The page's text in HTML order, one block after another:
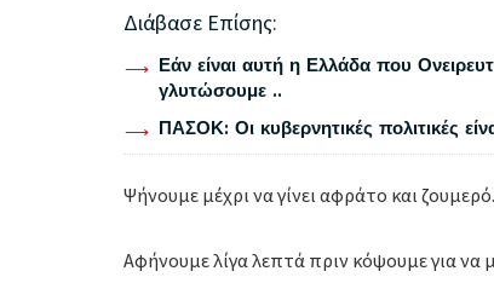
Διάβασε Επίσης:
Εάν είναι αυτή η Ελλάδα που
γλυτώσουμε ..
ΠΑΣΟΚ: Οι κυβερνητικές πολιτικές
Ψήνουμε μέχρι να γίνει αφράτο και ζουμερό.
Αφήνουμε λίγα λεπτά πριν κόψουμε για να